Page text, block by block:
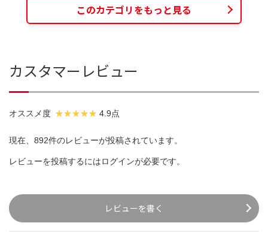
このカテゴリをもっと見る
カスタマーレビュー
オススメ度 4.9点
現在、892件のレビューが投稿されています。
レビューを投稿するにはログインが必要です。
レビューを書く